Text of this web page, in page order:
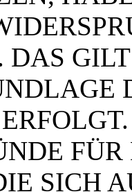
DAS
SICH